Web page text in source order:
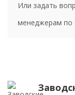
Или задать
менеджерам по